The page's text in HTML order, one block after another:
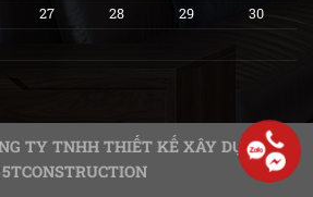
27 28 29
30
TY TNHH THIẾT KẾ XÂY DỰNG 5T